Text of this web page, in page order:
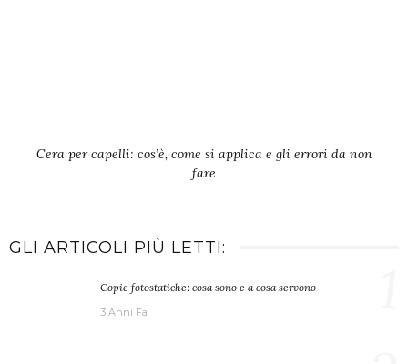
Cera per capelli: cos’è, come si applica e gli errori da non
fare
GLI ARTICOLI PIÙ LETTI:
Copie fotostatiche: cosa sono e a cosa servono
3 Anni Fa